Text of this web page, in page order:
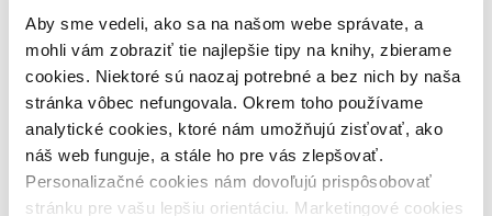
Aby sme vedeli, ako sa na našom webe správate, a
mohli vám zobraziť tie najlepšie tipy na knihy, zbierame
cookies. Niektoré sú naozaj potrebné a bez nich by naša
stránka vôbec nefungovala. Okrem toho používame
analytické cookies, ktoré nám umožňujú zisťovať, ako
náš web funguje, a stále ho pre vás zlepšovať.
Personalizačné cookies nám dovoľujú prispôsobovať
stránku pre vašu lepšiu orientáciu. Marketingové cookies
brožovaná väzba (1 titul) brožovaná väzba1
Formát
Audiokniha: MP3 (1 titul) Audiokniha: MP31
Zúžiť výber